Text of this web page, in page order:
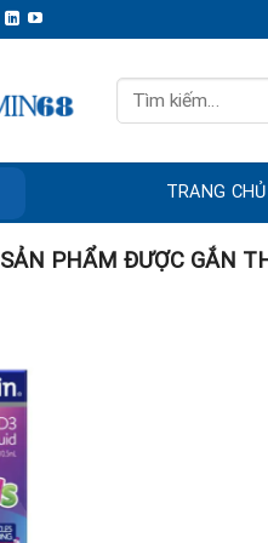
Tìm
kiếm:
TRANG CHỦ
SẢN PHẨM ĐƯỢC GẮN